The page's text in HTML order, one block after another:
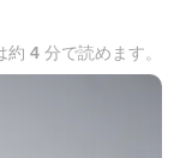
約 4 分で読めます。